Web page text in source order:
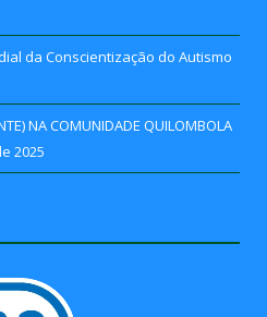
da Conscientização do Autismo
NA COMUNIDADE QUILOMBOLA
2025